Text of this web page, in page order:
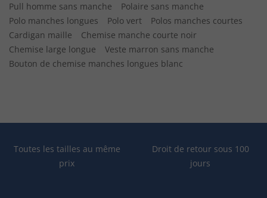
Pull homme sans manche
Polaire sans manche
Polo manches longues
Polo vert
Polos manches courtes
Cardigan maille
Chemise manche courte noir
Chemise large longue
Veste marron sans manche
Bouton de chemise manches longues blanc
Toutes les tailles au même
prix
Droit de retour sous 100
jours